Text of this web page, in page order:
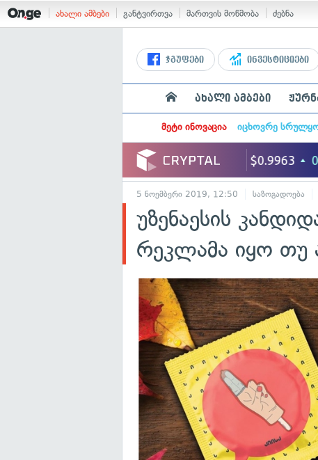
ახალი ამბები განტვირთვა მართვის მოწმობა ძებნა
ჯგუფები ინვესტიციები
ახალი ამბები
მეტი ინოვაცია იცხოვრე
5 ნოემბერი 2019, 12:50 საზოგადოება
უზენაესის
რეკლამა იყო თუ